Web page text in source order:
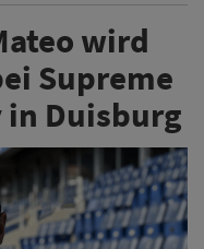
wird
Supreme
Duisburg